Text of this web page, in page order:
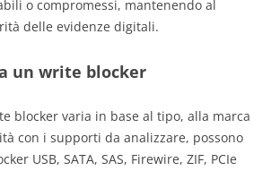
o compromessi, mantenendo al
delle evidenze digitali.
un write blocker
blocker varia in base al tipo, alla marca
con i supporti da analizzare, possono
USB, SATA, SAS, Firewire, ZIF, PCIe